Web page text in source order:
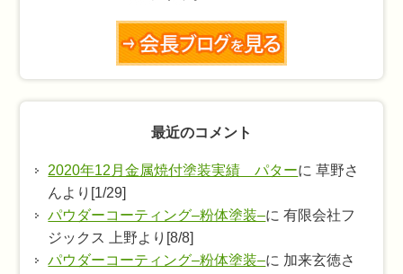
最近のコメント
2020年12月金属焼付塗装実績 パターに 草野さ
んより[1/29]
パウダーコーティング–粉体塗装–に 有限会社フ
ジックス 上野より[8/8]
パウダーコーティング–粉体塗装–に 加来玄徳さ